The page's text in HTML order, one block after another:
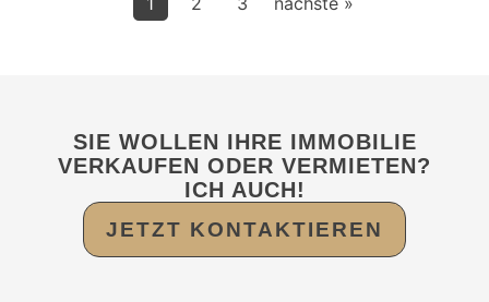
SIE WOLLEN IHRE IMMOBILIE
VERKAUFEN ODER VERMIETEN?
ICH AUCH!
JETZT KONTAKTIEREN